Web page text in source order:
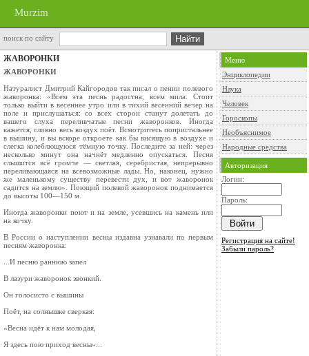
Murzim
поиск по сайту
ЖАВОРОНКИ
ЖАВОРОНКИ
Натуралист Дмитрий Кайгородов так писал о пении полевого
жаворонка: «Всем эта песнь радостна, всем мила. Стоит
только выйти в ве­сеннее утро или в тихий весенний вечер на
поле и прислушаться: со всех сторон станут долетать до
вашего слуха переливчатые песни жаворон­ков. Иногда
кажется, словно весь воздух поёт. Всмотритесь попристальнее
в вышину, и вы вскоре откроете как бы висящую в воздухе и
слегка колеблющуюся тёмную точку. Последите за ней: через
несколько минут она начнёт мед­ленно опускаться. Песня
слышится всё громче — светлая, серебристая, непрерывно
переливающа­яся на всевозможные лады. Но, наконец, нужно
же маленькому существу перевести дух, и вот жаворонок
садится на землю». Поющий полевой жаворонок поднимается
до высоты 100—150 м.
Иногда жаворонки поют и на земле, усевшись на камень или
на кочку.
В России о наступлении весны издавна узна­вали по первым
песням жаворонка:
...И песню раннюю запел
В лазури жаворонок звонкий.
Он голосисто с вышины
Поёт, на солнышке сверкая:
«Весна идёт к нам молодая,
Я здесь пою приход весны»...
Меню
Энциклопедии
Наука
Человек
Гороскопы
Необъяснимое
Народные средства
Авторизация
Логин:
Пароль:
Регистрация на сайте!
Забыли пароль?